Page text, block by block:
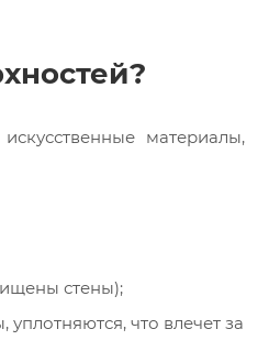
материалы,
стены);
что влечет за